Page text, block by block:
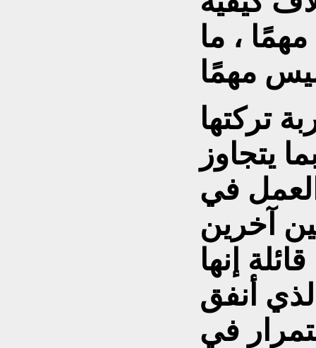
، ما
تركتها
يتجاوز
في
إنها
أنفق
في